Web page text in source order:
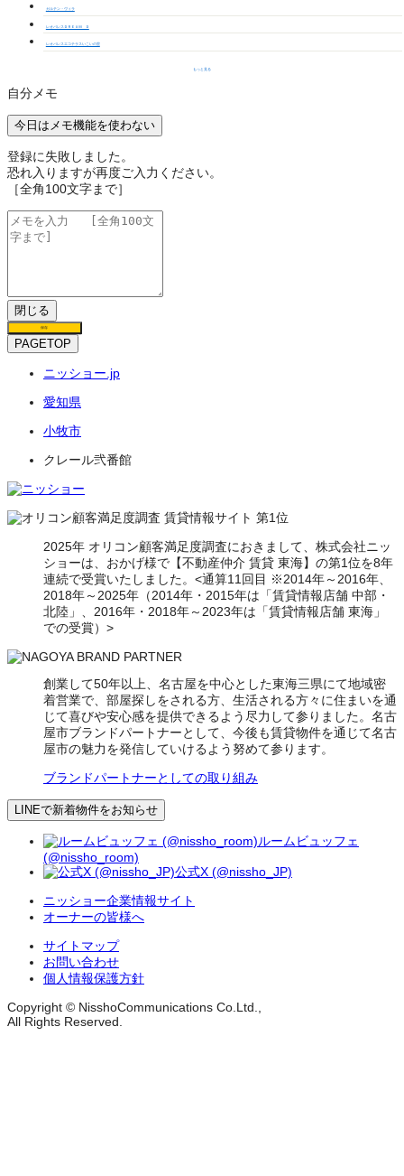
ガルテン・ヴィラ
レオパレスＤＲＥＡＭ Ｄ
レオパレスエコテラスいこいの里
もっと見る
自分メモ
今日はメモ機能を使わない
登録に失敗しました。
恐れ入りますが再度ご入力ください。
［全角100文字まで］
閉じる
保存
PAGETOP
ニッショー.jp
愛知県
小牧市
クレール弐番館
2025年 オリコン顧客満足度調査におきまして、株式会社ニッ
ショーは、おかげ様で【不動産仲介 賃貸 東海】の第1位を8年
連続で受賞いたしました。<通算11回目 ※2014年～2016年、
2018年～2025年（2014年・2015年は「賃貸情報店舗 中部・
北陸」、2016年・2018年～2023年は「賃貸情報店舗 東海」
での受賞）>
創業して50年以上、名古屋を中心とした東海三県にて地域密
着営業で、部屋探しをされる方、生活される方々に住まいを通
じて喜びや安心感を提供できるよう尽力して参りました。名古
屋市ブランドパートナーとして、今後も賃貸物件を通じて名古
屋市の魅力を発信していけるよう努めて参ります。
ブランドパートナーとしての取り組み
LINEで新着物件をお知らせ
ルームビュッフェ
(@nissho_room)
公式X (@nissho_JP)
ニッショー企業情報サイト
オーナーの皆様へ
サイトマップ
お問い合わせ
個人情報保護方針
Copyright © NisshoCommunications Co.Ltd.,
All Rights Reserved.